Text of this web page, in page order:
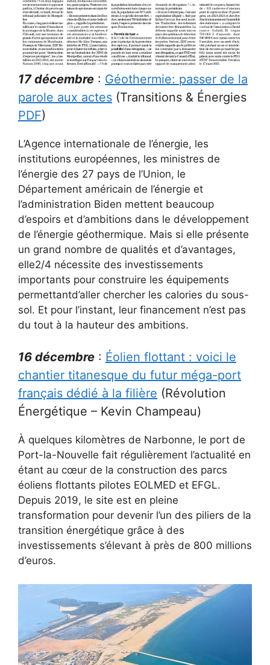
17 décembre : Géothermie: passer de la
parole aux actes (Transitions & Énergies
PDF)
L’Agence internationale de l’énergie, les
institutions européennes, les ministres de
l’énergie des 27 pays de l’Union, le
Département américain de l’énergie et
l’administration Biden mettent beaucoup
d’espoirs et d’ambitions dans le développement
de l’énergie géothermique. Mais si elle présente
un grand nombre de qualités et d’avantages,
elle2/4 nécessite des investissements
importants pour construire les équipements
permettantd’aller chercher les calories du sous-
sol. Et pour l’instant, leur financement n’est pas
du tout à la hauteur des ambitions.
16 décembre : Éolien flottant : voici le
chantier titanesque du futur méga-port
français dédié à la filière (Révolution
Énergétique – Kevin Champeau)
À quelques kilomètres de Narbonne, le port de
Port-la-Nouvelle fait régulièrement l’actualité en
étant au cœur de la construction des parcs
éoliens flottants pilotes EOLMED et EFGL.
Depuis 2019, le site est en pleine
transformation pour devenir l’un des piliers de la
transition énergétique grâce à des
investissements s’élevant à près de 800 millions
d’euros.